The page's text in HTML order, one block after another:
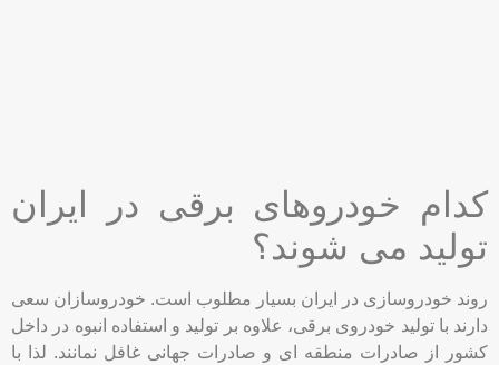
کشور از صادرات منطقه ای و صادرات جهانی غافل نمانند. لذا با
جدیت سعی در ارائه مدل های جدید خودروی الکتریکی می نمایند.
از جمله اقدامات خودروسازی ایران شرکت جکتو بوده که توانسته
خودرویی برقی با نام تارا بسازد. رونمایی این خودروی برقی ایرانی
در تیرماه سال 1401 اتفاق افتاد. ایران خودرو قول تولید انبوه آن را
تا پایان سال جاری و عرضه به بازار جهانی داده است.